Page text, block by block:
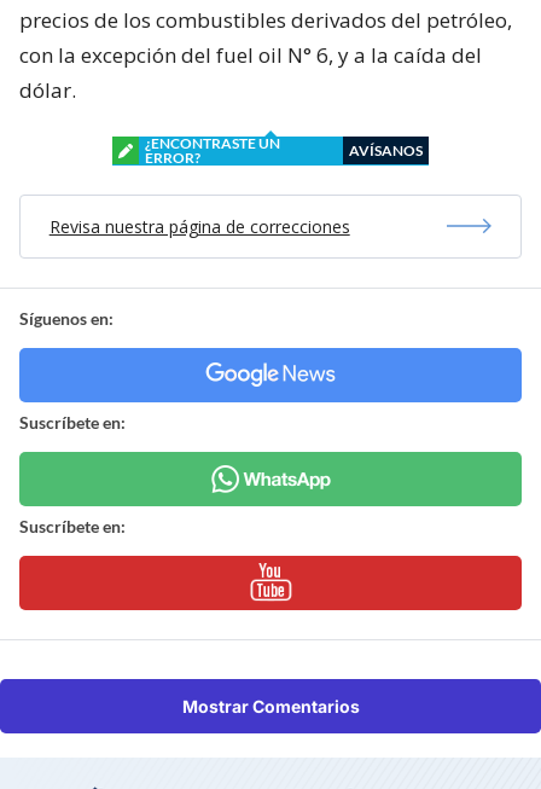
precios de los combustibles derivados del petróleo,
con la excepción del fuel oil N° 6, y a la caída del
dólar.
¿ENCONTRASTE UN
ERROR?
AVÍSANOS
Revisa nuestra página de correcciones
Síguenos en:
Suscríbete en:
Suscríbete en:
Mostrar Comentarios